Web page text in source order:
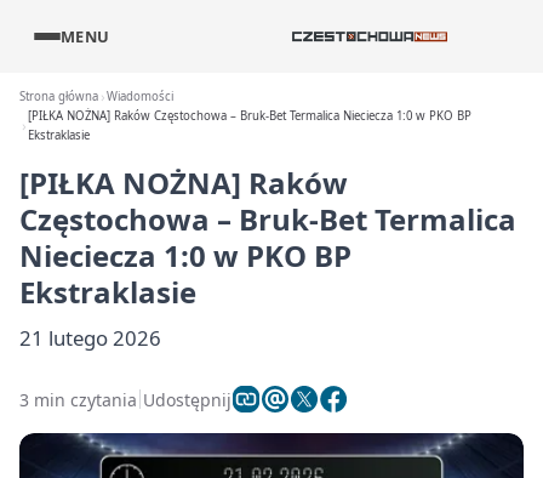
MENU
Strona główna Wiadomości
[PIŁKA NOŻNA] Raków Częstochowa – Bruk-Bet Termalica Nieciecza 1:0 w PKO BP
Ekstraklasie
[PIŁKA NOŻNA] Raków
Częstochowa – Bruk-Bet Termalica
Nieciecza 1:0 w PKO BP
Ekstraklasie
21 lutego 2026
3 min czytania Udostępnij